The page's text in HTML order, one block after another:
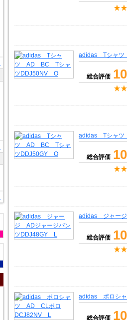
adidas Tシャ
総合評価
adidas Tシャ
総合評価
adidas ジャー
総合評価
adidas ポロシ
総合評価